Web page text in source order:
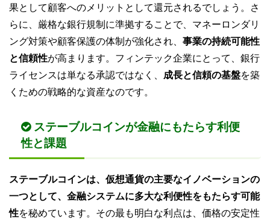
果として顧客へのメリットとして還元されるでしょう。さ
らに、厳格な銀行規制に準拠することで、マネーロンダリ
ング対策や顧客保護の体制が強化され、 事業の持続可能性
と信頼性が高まります。フィンテック企業にとって、銀行
ライセンスは単なる承認ではなく、 成長と信頼の基盤を築
くための戦略的な資産なのです。
ステーブルコインが金融にもたらす利便
性と課題
ステーブルコインは、仮想通貨の主要なイノベーションの
一つとして、金融システムに多大な利便性をもたらす可能
性を秘めています。その最も明白な利点は、価格の安定性